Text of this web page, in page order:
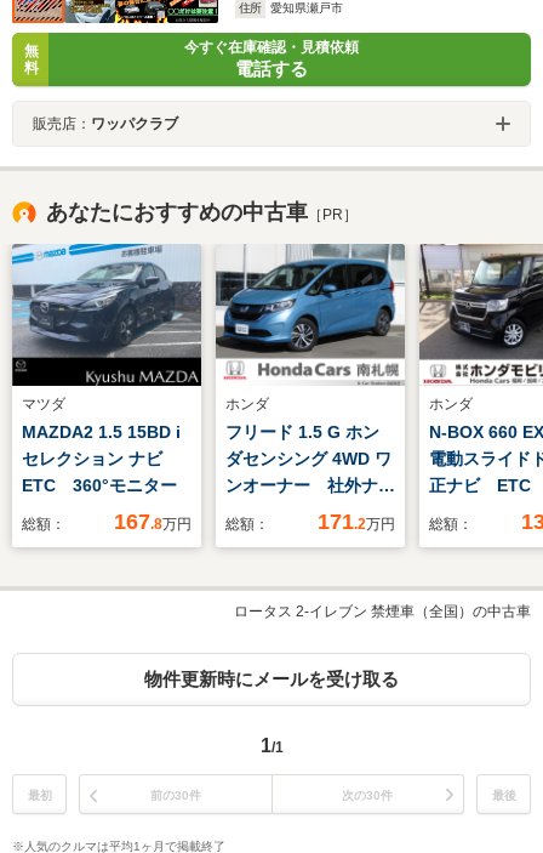
住所
愛知県瀬戸市
無
料
今すぐ在庫確認・見積依頼
電話する
販売店： ワッパクラブ
あなたにおすすめの中古車 ［PR］
マツダ
MAZDA2 1.5 15BD i
セレクション ナビ
ETC 360°モニター
総額： 167.8万円
ホンダ
フリード 1.5 G ホン
ダセンシング 4WD ワ
ンオーナー 社外ナ
ビ バックカメラ 社
PSD フルセグ
Bluetooth USB
ト オートライト オ
バッグ
総額： 171.2万円
ホンダ
N-BOX 660
電動スライ
正ナビ ETC
総額：
ロータス 2-イレブン 禁煙車（全国）の中古車
物件更新時にメールを受け取る
1/1
最初 前の30件 次の30件 最後
※人気のクルマは平均1ヶ月で掲載終了